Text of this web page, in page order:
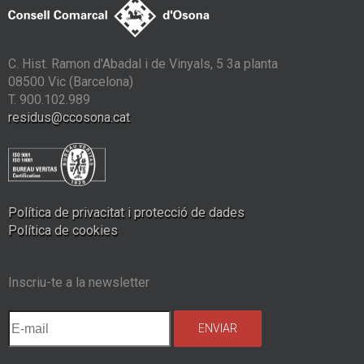
C. Hist. Ramon d'Abadal i de Vinyals, 5 3a planta
08500 Vic (Barcelona)
T. 900.102.989
residus@ccosona.cat
Política de privacitat i protecció de dades
Política de cookies
Inscriu-te a la newsletter